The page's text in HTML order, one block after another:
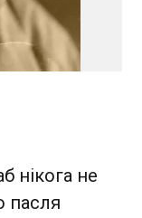
нікога не
пасля